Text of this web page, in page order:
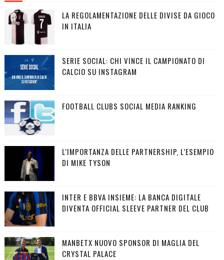
LA REGOLAMENTAZIONE DELLE DIVISE DA GIOCO
IN ITALIA
SERIE SOCIAL: CHI VINCE IL CAMPIONATO DI
CALCIO SU INSTAGRAM
FOOTBALL CLUBS SOCIAL MEDIA RANKING
L’IMPORTANZA DELLE PARTNERSHIP, L’ESEMPIO
DI MIKE TYSON
INTER E BBVA INSIEME: LA BANCA DIGITALE
DIVENTA OFFICIAL SLEEVE PARTNER DEL CLUB
MANBETX NUOVO SPONSOR DI MAGLIA DEL
CRYSTAL PALACE